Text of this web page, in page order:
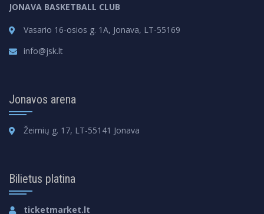
JONAVA BASKETBALL CLUB
Vasario 16-osios g. 1A, Jonava, LT-55169
info@jsk.lt
Jonavos arena
Žeimių g. 17, LT-55141 Jonava
Bilietus platina
ticketmarket.lt